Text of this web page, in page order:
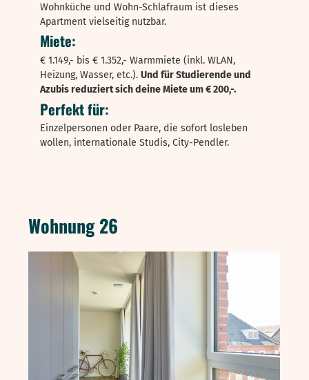
Wohnküche und Wohn-Schlafraum ist dieses
Apartment vielseitig nutzbar.
Miete:
€ 1.149,- bis € 1.352,- Warmmiete (inkl. WLAN,
Heizung, Wasser, etc.).Und für Studierende und
Azubis reduziert sich deine Miete um € 200,-.
Perfekt für:
Einzelpersonen oder Paare, die sofort losleben
wollen, internationale Studis, City-Pendler.
Wohnung 26